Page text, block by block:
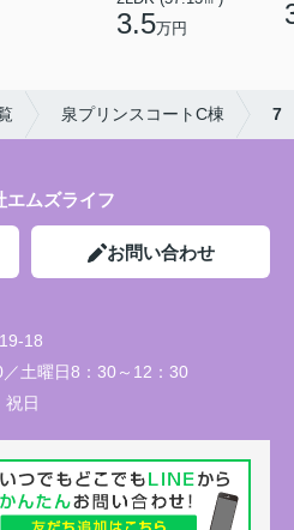
3.5万円
泉プリンスコートC棟 7
エムズライフ
お問い合わせ
18
土曜日8：30～12：30
日